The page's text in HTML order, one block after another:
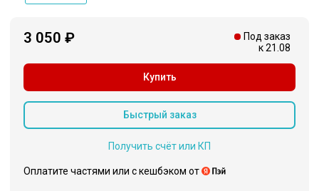
3 050 ₽
Под заказ
к 21.08
Купить
Быстрый заказ
Получить счёт или КП
Оплатите частями или c кешбэком от